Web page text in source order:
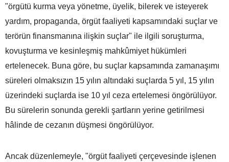
"örgütü kurma veya yönetme, üyelik, bilerek ve isteyerek
yardım, propaganda, örgüt faaliyeti kapsamındaki suçlar ve
terörün finansmanına ilişkin suçlar" ile ilgili soruşturma,
kovuşturma ve kesinleşmiş mahkûmiyet hükümleri
ertelenecek. Buna göre, bu suçlar kapsamında zamanaşımı
süreleri olmaksızın 15 yılın altındaki suçlarda 5 yıl, 15 yılın
üzerindeki suçlarda ise 10 yıl ceza ertelemesi öngörülüyor.
Bu sürelerin sonunda gerekli şartların yerine getirilmesi
hâlinde de cezanın düşmesi öngörülüyor.
Ancak düzenlemeyle, "örgüt faaliyeti çerçevesinde işlenen